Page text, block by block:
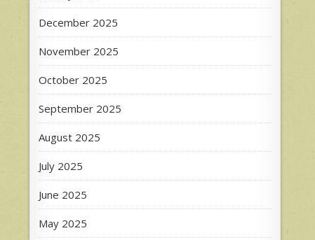
December 2025
November 2025
October 2025
September 2025
August 2025
July 2025
June 2025
May 2025